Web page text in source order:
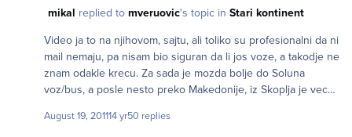
mikal replied to mveruovic's topic in Stari kontinent
Video ja to na njihovom, sajtu, ali toliko su profesionalni da ni
mail nemaju, pa nisam bio siguran da li jos voze, a takodje ne
znam odakle krecu. Za sada je mozda bolje do Soluna
voz/bus, a posle nesto preko Makedonije, iz Skoplja je vec
se interneta tice. Zeleznica, prevoznici, ma sve jeza i uzas.
August 19, 201114 yr50 replies